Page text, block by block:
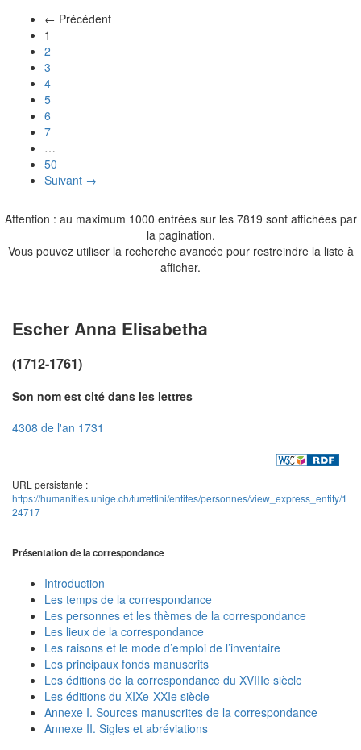
← Précédent
1
2
3
4
5
6
7
…
50
Suivant →
Attention : au maximum 1000 entrées sur les 7819 sont affichées par
la pagination.
Vous pouvez utiliser la recherche avancée pour restreindre la liste à
afficher.
Escher Anna Elisabetha
(1712-1761)
Son nom est cité dans les lettres
4308 de l'an 1731
URL persistante :
https://humanities.unige.ch/turrettini/entites/personnes/view_express_entity/1
24717
Présentation de la correspondance
Introduction
Les temps de la correspondance
Les personnes et les thèmes de la correspondance
Les lieux de la correspondance
Les raisons et le mode d’emploi de l’inventaire
Les principaux fonds manuscrits
Les éditions de la correspondance du XVIIIe siècle
Les éditions du XIXe-XXIe siècle
Annexe I. Sources manuscrites de la correspondance
Annexe II. Sigles et abréviations